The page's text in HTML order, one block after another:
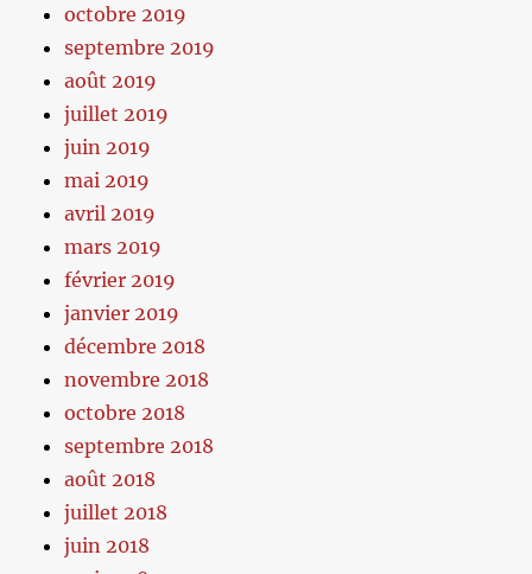
octobre 2019
septembre 2019
août 2019
juillet 2019
juin 2019
mai 2019
avril 2019
mars 2019
février 2019
janvier 2019
décembre 2018
novembre 2018
octobre 2018
septembre 2018
août 2018
juillet 2018
juin 2018